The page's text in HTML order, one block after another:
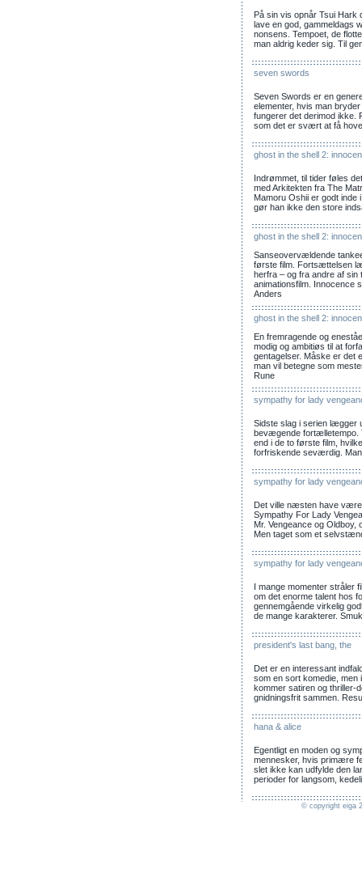
På sin vis opnår Tsui Hark
lave en god, gammeldags
nonsens. Tempoet, de
man aldrig keder sig. Til
seven swords
Seven Swords er en
elementer, hvis man
fungerer det derimod ikke.
som det er svært at få
ghost in the shell 2:
Indrømmet, til tider føles
med Arkitekten fra The
Mamoru Oshii er godt
gør han ikke den store
ghost in the shell 2:
Sanseovervældende
første film. Fortsættelsen
herfra – og fra andre af sin
animationsfilm. Innocence
Anders
ghost in the shell 2:
En fremragende og
modig og ambitiøs til at
gentagelser. Måske er det
man vil betegne som
Rune
sympathy for lady
Sidste slag i serien lægger
bevægende fortælletempo.
end i de to første film,
forfriskende seværdig.
sympathy for lady
Det ville næsten have
Sympathy For Lady
Mr. Vengeance og
Men taget som et
sympathy for lady
I mange momenter stråler
om det enorme talent hos
gennemgående virkelig
de mange karakterer.
president's last bang, the
Det er en interessant
som en sort komedie, men
kommer satiren og thriller-
gnidningsfrit sammen.
hana & alice
Egentligt en moden og
mennesker, hvis primære
slet ikke kan udfylde den
perioder for langsom,
© copyright eiga